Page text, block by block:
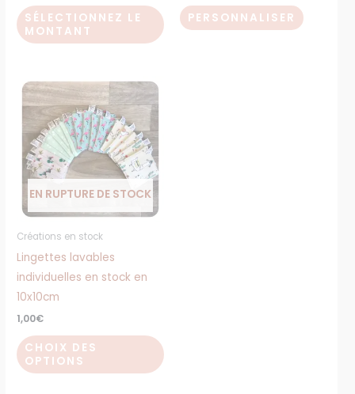
SÉLECTIONNEZ LE
MONTANT
page
PERSONNALISER
la
EN RUPTURE DE STOCK
Créations en stock
Lingettes lavables
individuelles en stock en
10x10cm
1,00€
CHOIX DES
OPTIONS
produit